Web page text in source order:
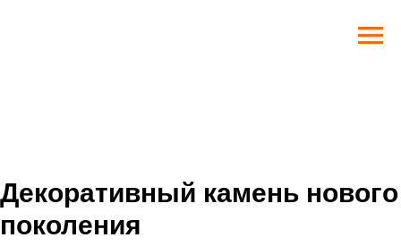
Декоративный камень нового
поколения